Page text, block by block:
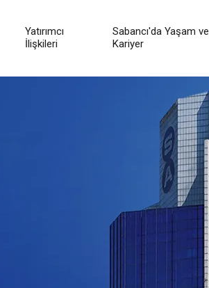
Yatırımcı
İlişkileri
Sabancı'da Yaşam ve
Kariyer